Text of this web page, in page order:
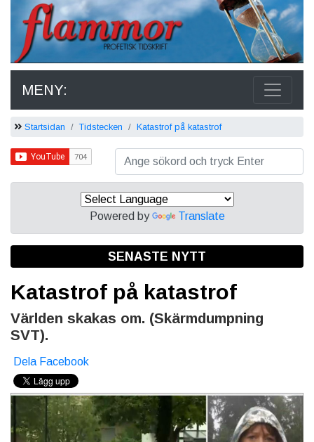
MENY:
Startsidan Tidstecken Katastrof på katastrof
Powered by Translate
SENASTE NYTT
Katastrof på katastrof
Världen skakas om. (Skärmdumpning
SVT).
Dela Facebook